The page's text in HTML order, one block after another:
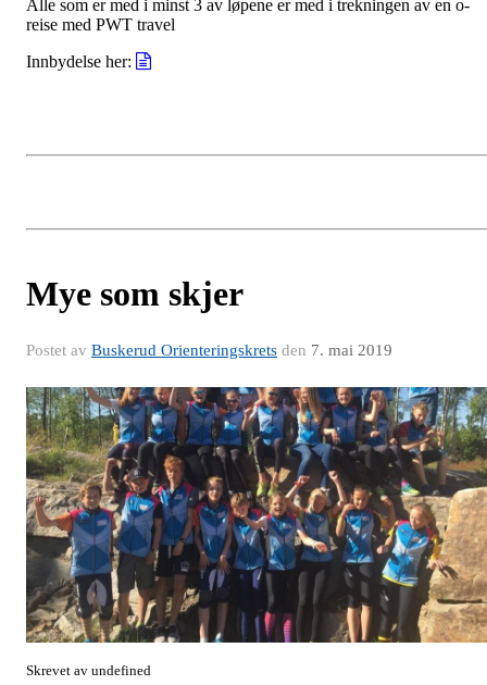
Alle som er med i minst 3 av løpene er med i trekningen av en o-
reise med PWT travel
Innbydelse her:
Mye som skjer
Postet av Buskerud Orienteringskrets den 7. mai 2019
Skrevet av undefined